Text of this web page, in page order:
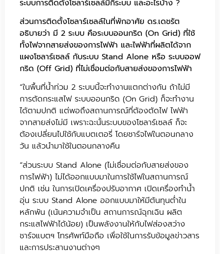
ระบบการติดตั้งโซลาร์เซลล์มีกี่ระบบ และอะไรบ้าง ?
ส่วนการติดตั้งโซลาร์เซลล์ในที่พักอาศัย ดร.เดชรัต
อธิบายว่า มี 2 ระบบ คือระบบออนกริด (On Grid) ที่ใช้
ทั้งไฟจากสายส่งของการไฟฟ้า และไฟฟ้าที่ผลิตได้จาก
แผงโซลาร์เซลล์ กับระบบ Stand Alone หรือ ระบบออฟ
กริด (Off Grid) ที่ไม่เชื่อมต่อกับสายส่งของการไฟฟ้า
“ในพื้นที่น้ำท่วม 2 ระบบนี้จะทำงานแตกต่างกัน ถ้าไม่มี
การตัดกระแสไฟ ระบบออนกริด (On Grid) ก็จะทำงาน
ได้ตามปกติ แต่พอถึงสถานการณ์ที่ต้องตัดไฟ ไฟฟ้า
จากสายส่งไม่มี เพราะฉะนั้นระบบของโซลาร์เซลล์ ก็จะ
ต้องเปลี่ยนไปใช้กับแบตเตอรี่ โดยชาร์จไฟในตอนกลาง
วัน แล้วนำมาใช้ในตอนกลางคืน
“ส่วนระบบ Stand Alone (ไม่เชื่อมต่อกับสายส่งของ
การไฟฟ้า) ไม่ได้ออกแบบมาในการใช้ไฟในสถานการณ์
ปกติ เช่น ในการเปิดเครื่องปรับอากาศ เปิดเครื่องทำน้ำ
อุ่น ระบบ Stand Alone ออกแบบมาให้มีต้นทุนต่ำใน
หลักพัน (เน้นความจำเป็น สถานการณ์ฉุกเฉิน ผลิต
กระแสไฟฟ้าได้น้อย) เป็นพลังงานให้กับไฟส่องสว่าง
ชาร์จแบตฯ โทรศัพท์มือถือ เพื่อใช้ในการรับข้อมูลข่าวสาร
และการประสานงานต่างๆ